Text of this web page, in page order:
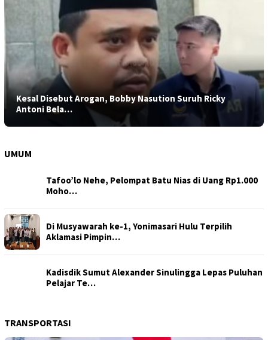
Kesal Disebut Arogan, Bobby Nasution Suruh Ricky
Antoni Bela…
UMUM
Tafoo’lo Nehe, Pelompat Batu Nias di Uang Rp1.000
Moho…
Di Musyawarah ke-1, Yonimasari Hulu Terpilih
Aklamasi Pimpin…
Kadisdik Sumut Alexander Sinulingga Lepas Puluhan
Pelajar Te…
TRANSPORTASI